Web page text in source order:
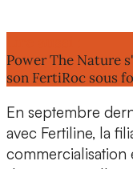
Power The Nature
son FertiRoc sous
En septembre
avec Fertiline, la
commercialisation